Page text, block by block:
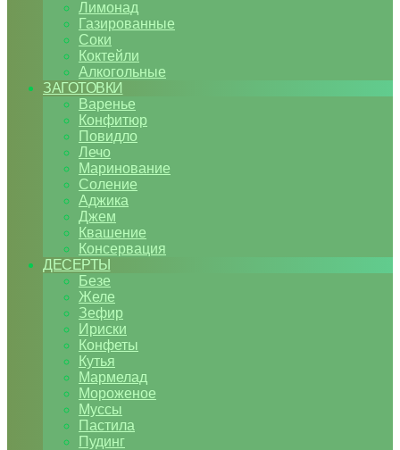
Лимонад
Газированные
Соки
Коктейли
Алкогольные
ЗАГОТОВКИ
Варенье
Конфитюр
Повидло
Лечо
Маринование
Соление
Аджика
Джем
Квашение
Консервация
ДЕСЕРТЫ
Безе
Желе
Зефир
Ириски
Конфеты
Кутья
Мармелад
Мороженое
Муссы
Пастила
Пудинг